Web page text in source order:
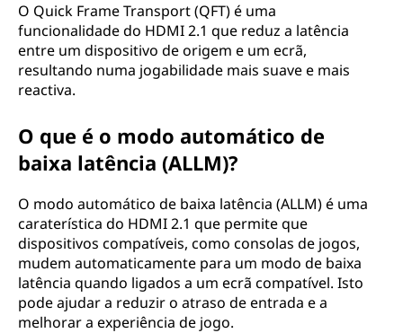
O Quick Frame Transport (QFT) é uma
funcionalidade do HDMI 2.1 que reduz a latência
entre um dispositivo de origem e um ecrã,
resultando numa jogabilidade mais suave e mais
reactiva.
O que é o modo automático de
baixa latência (ALLM)?
O modo automático de baixa latência (ALLM) é uma
caraterística do HDMI 2.1 que permite que
dispositivos compatíveis, como consolas de jogos,
mudem automaticamente para um modo de baixa
latência quando ligados a um ecrã compatível. Isto
pode ajudar a reduzir o atraso de entrada e a
melhorar a experiência de jogo.